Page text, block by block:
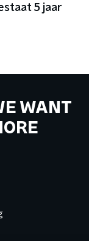
5 jaar
WANT